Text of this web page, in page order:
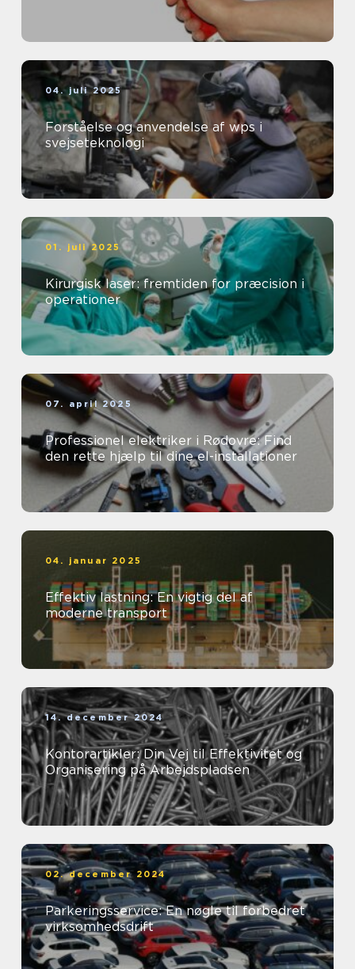
04. juli 2025
Forståelse og anvendelse af wps i
svejseteknologi
01. juli 2025
Kirurgisk laser: fremtiden for præcision i
operationer
07. april 2025
Professionel elektriker i Rødovre: Find
den rette hjælp til dine el-installationer
04. januar 2025
Effektiv lastning: En vigtig del af
moderne transport
14. december 2024
Kontorartikler: Din Vej til Effektivitet og
Organisering på Arbejdspladsen
02. december 2024
Parkeringsservice: En nøgle til forbedret
virksomhedsdrift